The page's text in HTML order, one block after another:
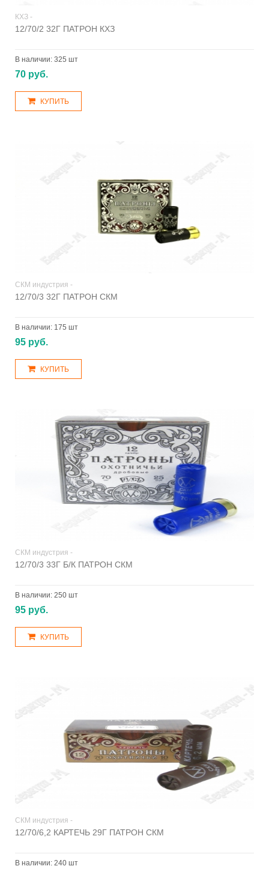
КХЗ -
12/70/2 32Г ПАТРОН КХЗ
В наличии: 325 шт
70 руб.
КУПИТЬ
СКМ индустрия -
12/70/3 32Г ПАТРОН СКМ
В наличии: 175 шт
95 руб.
КУПИТЬ
СКМ индустрия -
12/70/3 33Г Б/К ПАТРОН СКМ
В наличии: 250 шт
95 руб.
КУПИТЬ
СКМ индустрия -
12/70/6,2 КАРТЕЧЬ 29Г ПАТРОН СКМ
В наличии: 240 шт